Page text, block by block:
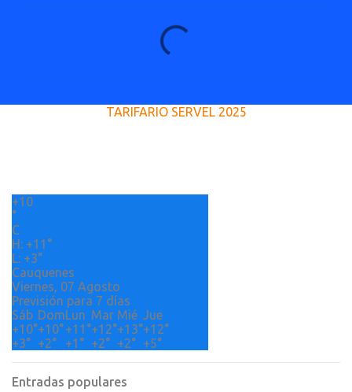
i
s
TARIFARIO SERVEL 2025
+10
°
C
H: +11°
L: +3°
Cauquenes
Viernes, 07 Agosto
Previsión para 7 días
Sáb DomLun Mar Mié Jue
+10°+10°+11°+12°+13°+12°
+3° +2° +1° +2° +2° +5°
Entradas populares